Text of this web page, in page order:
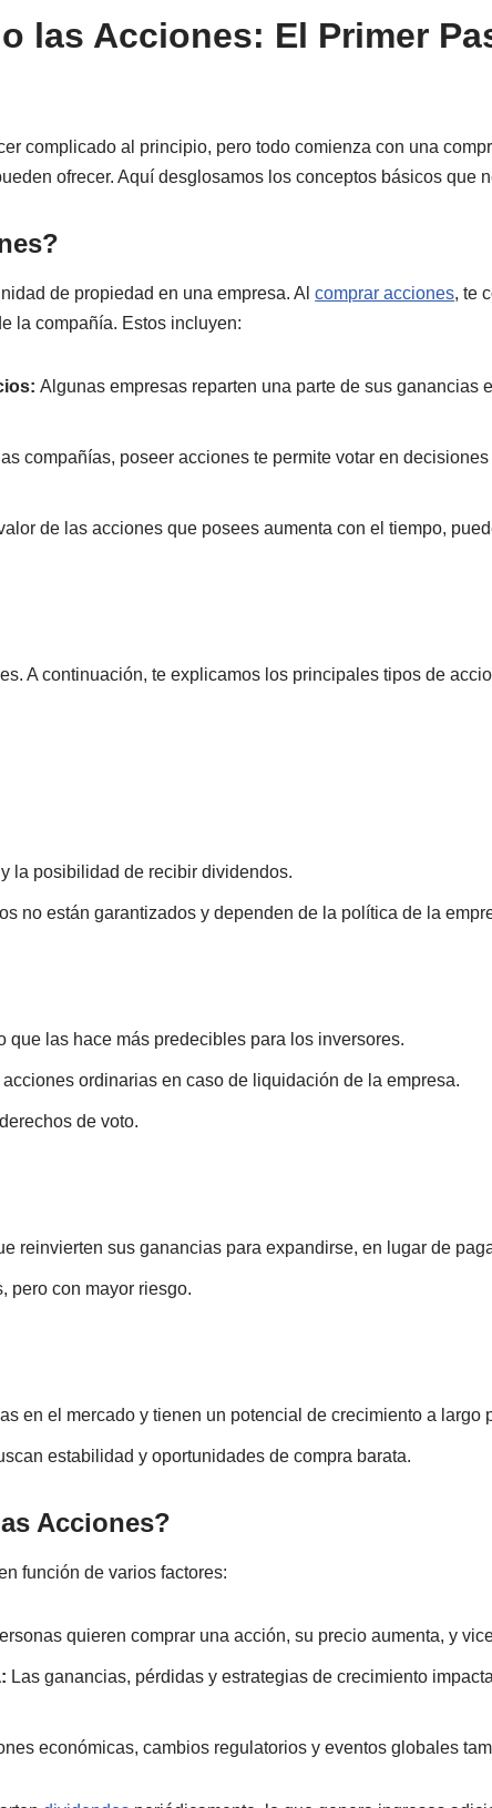
las Acciones: El Primer
complicado al principio, pero todo comienza con una
ofrecer. Aquí desglosamos los conceptos básicos que
de propiedad en una empresa. Alcomprar acciones, te
la compañía. Estos incluyen:
Algunas empresas reparten una parte de sus ganancias
compañías, poseer acciones te permite votar en
de las acciones que posees aumenta con el tiempo,
A continuación, te explicamos los principales tipos de
la posibilidad de recibir dividendos.
no están garantizados y dependen de la política de la
que las hace más predecibles para los inversores.
ordinarias en caso de liquidación de la empresa.
de voto.
reinvierten sus ganancias para expandirse, en lugar de
pero con mayor riesgo.
en el mercado y tienen un potencial de crecimiento a largo
estabilidad y oportunidades de compra barata.
Acciones?
función de varios factores:
quieren comprar una acción, su precio aumenta, y
Las ganancias, pérdidas y estrategias de crecimiento
económicas, cambios regulatorios y eventos globales